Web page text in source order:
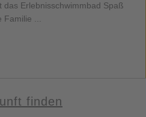
Erlebnisschwimmbad Spaß
Familie ...
finden